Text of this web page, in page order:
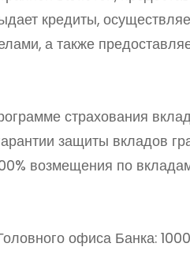
кредиты,
а также
страхования
защиты вкладов
возмещения по
офиса Банка: